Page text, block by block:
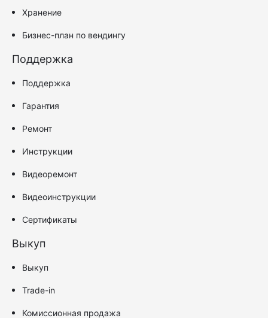
Хранение
Бизнес-план по вендингу
Поддержка
Поддержка
Гарантия
Ремонт
Инструкции
Видеоремонт
Видеоинструкции
Сертификаты
Выкуп
Выкуп
Trade-in
Комиссионная продажа